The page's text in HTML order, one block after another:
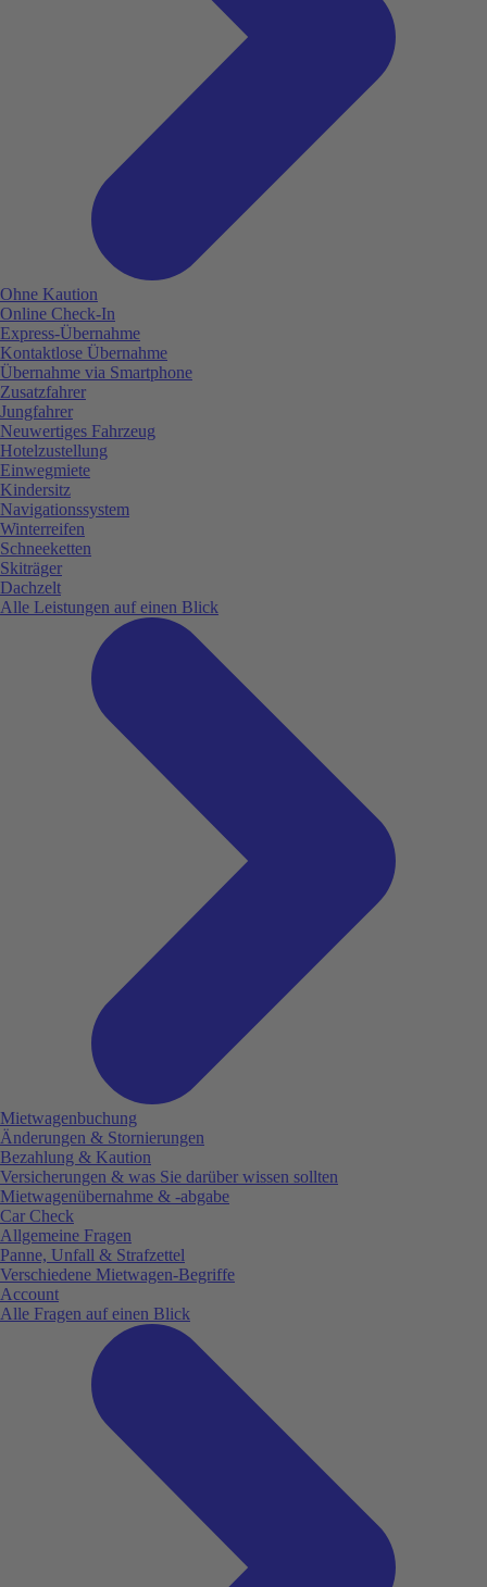
Ohne Kaution
Online Check-In
Express-Übernahme
Kontaktlose Übernahme
Übernahme via Smartphone
Zusatzfahrer
Jungfahrer
Neuwertiges Fahrzeug
Hotelzustellung
Einwegmiete
Kindersitz
Navigationssystem
Winterreifen
Schneeketten
Skiträger
Dachzelt
Alle Leistungen auf einen Blick
Mietwagenbuchung
Änderungen & Stornierungen
Bezahlung & Kaution
Versicherungen & was Sie darüber wissen sollten
Mietwagenübernahme & -abgabe
Car Check
Allgemeine Fragen
Panne, Unfall & Strafzettel
Verschiedene Mietwagen-Begriffe
Account
Alle Fragen auf einen Blick